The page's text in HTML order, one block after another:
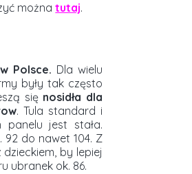
możnatutaj.
Polsce. Dla wielu
były tak często
się nosidła dla
. Tula standard i
panelu jest stała.
do nawet 104. Z
by lepiej
ubranek ok. 86.